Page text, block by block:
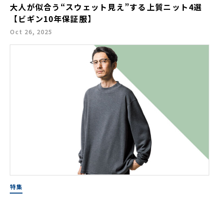
大人が似合う“スウェット見え”する上質ニット4選
【ビギン10年保証服】
Oct 26, 2025
特集